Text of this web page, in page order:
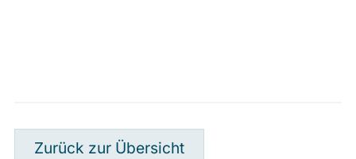
Zurück zur Übersicht